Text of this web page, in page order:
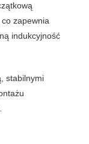
zapewnia
indukcyjność
stabilnymi